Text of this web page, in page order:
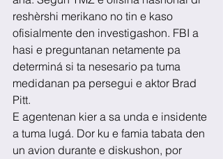
reshèrshi merikano no tin e kaso
ofisialmente den investigashon. FBI a
hasi e preguntanan netamente pa
determiná si ta nesesario pa tuma
medidanan pa persegui e aktor Brad
Pitt.
E agentenan kier a sa unda e insidente
a tuma lugá. Dor ku e famia tabata den
un avion durante e diskushon, por